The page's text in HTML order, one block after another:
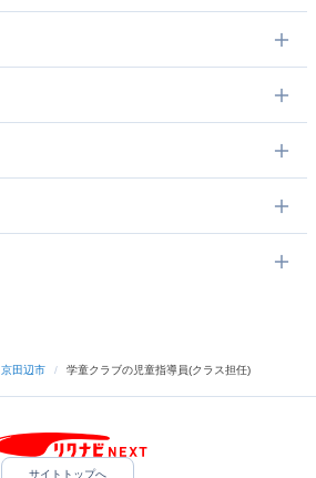
京田辺市 / 学童クラブの児童指導員(クラス担任)
サイトトップへ